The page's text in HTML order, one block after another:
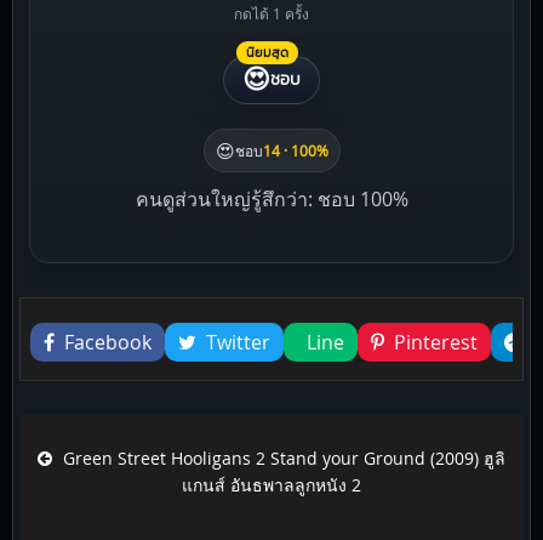
กดได้ 1 ครั้ง
นิยมสุด
😍ชอบ
😍ชอบ14 · 100%
คนดูส่วนใหญ่รู้สึกว่า: ชอบ 100%
Liked this
Facebook
Twitter Line Pinterest
Post navigation
Green Street Hooligans 2 Stand your Ground (2009) ฮูลิ
แกนส์ อันธพาลลูกหนัง 2